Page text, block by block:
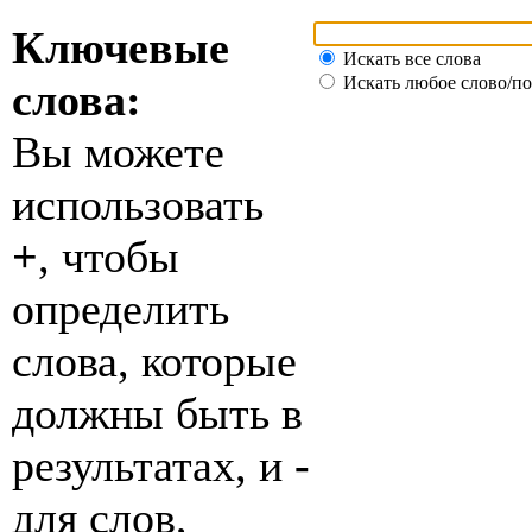
Ключевые
слова:
Вы можете
использовать
+, чтобы
определить
слова, которые
должны быть в
результатах, и -
для слов,
Искать все слова
Искать любое слово/